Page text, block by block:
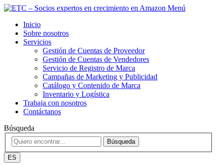
Menú
Inicio
Sobre nosotros
Servicios
Gestión de Cuentas de Proveedor
Gestión de Cuentas de Vendedores
Servicio de Registro de Marca
Campañas de Marketing y Publicidad
Catálogo y Contenido de Marca
Inventario y Logística
Trabaja con nosotros
Contáctanos
Búsqueda
Búsqueda
ES